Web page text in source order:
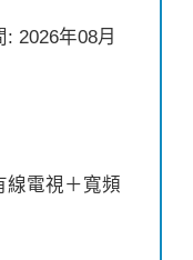
2026年08月
線電視＋寬頻